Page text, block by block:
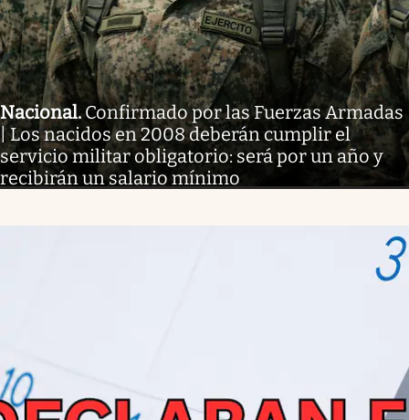
Nacional. Confirmado por las Fuerzas Armadas
| Los nacidos en 2008 deberán cumplir el
servicio militar obligatorio: será por un año y
recibirán un salario mínimo